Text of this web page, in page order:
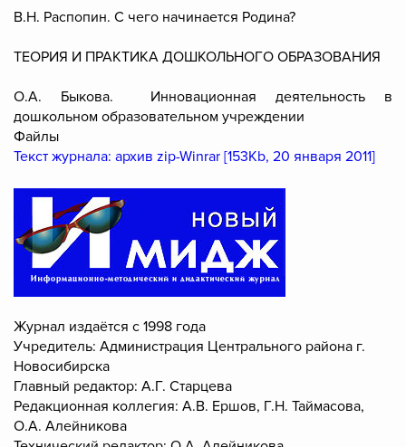
В.Н. Распопин. С чего начинается Родина?
ТЕОРИЯ И ПРАКТИКА ДОШКОЛЬНОГО ОБРАЗОВАНИЯ
О.А. Быкова. Инновационная деятельность в
дошкольном образовательном учреждении
Файлы
Текст журнала: архив zip-Winrar [153Kb, 20 января 2011]
Журнал издаётся с 1998 года
Учредитель: Администрация Центрального района г.
Новосибирска
Главный редактор: А.Г. Старцева
Редакционная коллегия: А.В. Ершов, Г.Н. Таймасова,
О.А. Алейникова